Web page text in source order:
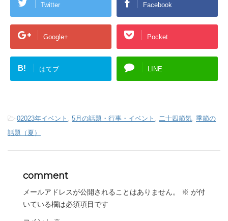
Twitter Facebook
Google+ Pocket
B! はてブ LINE
-02023年イベント , 5月の話題・行事・イベント , 二十四節気, 季節の
話題（夏）
comment
メールアドレスが公開されることはありません。 ※ が付
いている欄は必須項目です